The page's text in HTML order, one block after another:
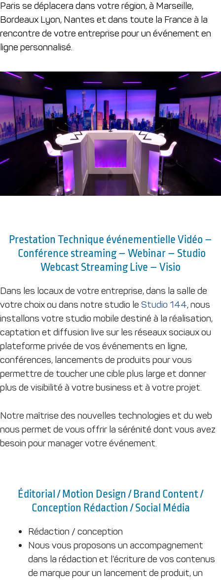
Paris se déplacera dans votre région, à Marseille,
Bordeaux Lyon, Nantes et dans toute la France à la
rencontre de votre entreprise pour un événement en
ligne personnalisé.
Prestation Technique événementielle Vidéo –
Conférence streaming – Webinar – Studio
Webcast Streaming Live – Visio
Dans les locaux de votre entreprise, dans la salle de
votre choix ou dans notre studio le Studio 144, nous
installons votre studio mobile destiné à la réalisation,
captation et diffusion live sur les réseaux sociaux ou
plateforme privée de vos événements en ligne,
conférences, lancements de produits pour vous
permettre de toucher une cible plus large et donner
plus de visibilité à votre business et à votre projet.
Notre maîtrise des nouvelles technologies et du web
nous permet de vous offrir la sérénité dont vous avez
besoin pour manager votre événement.
Éditorial / Motion Design / Brand Content /
Conception Rédaction / Social Média
Rédaction / conception
Nous vous proposons un accompagnement
dans la rédaction et l’écriture de vos contenus
de marque pour un lancement de produit, un